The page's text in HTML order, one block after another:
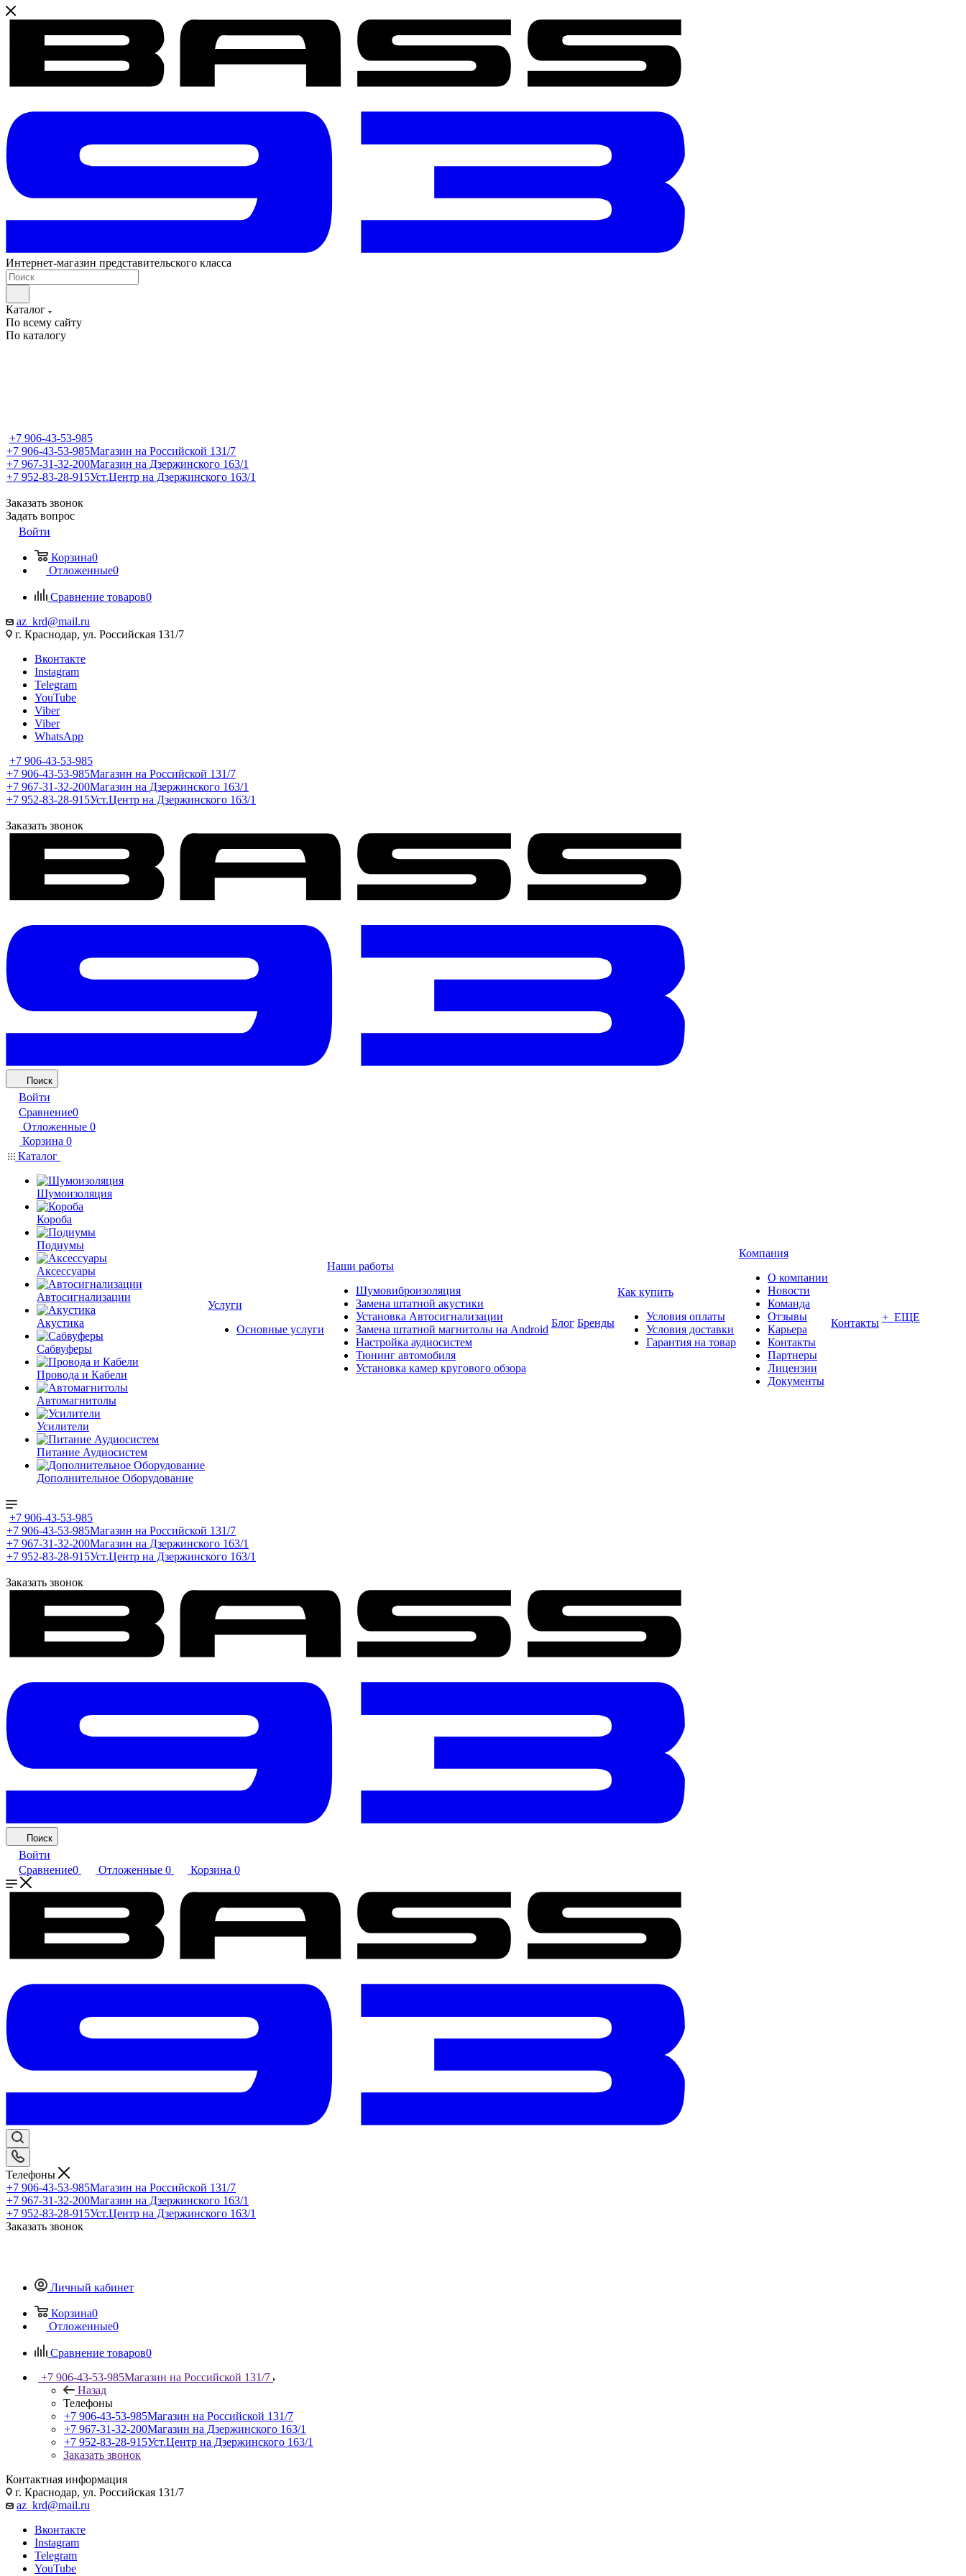
Интернет-магазин представительского класса
Каталог
По всему сайту
По каталогу
+7 906-43-53-985
+7 906-43-53-985Магазин на Российской 131/7
+7 967-31-32-200Магазин на Дзержинского 163/1
+7 952-83-28-915Уст.Центр на Дзержинского 163/1
Заказать звонок
Задать вопрос
Войти
Корзина0
Отложенные0
Сравнение товаров0
az_krd@mail.ru
г. Краснодар, ул. Российская 131/7
Вконтакте
Instagram
Telegram
YouTube
Viber
Viber
WhatsApp
+7 906-43-53-985
+7 906-43-53-985Магазин на Российской 131/7
+7 967-31-32-200Магазин на Дзержинского 163/1
+7 952-83-28-915Уст.Центр на Дзержинского 163/1
Заказать звонок
Поиск
Войти
Сравнение0
Отложенные 0
Корзина 0
Каталог
Шумоизоляция
Короба
Подиумы
Аксессуары
Автосигнализации
Акустика
Сабвуферы
Провода и Кабели
Автомагнитолы
Усилители
Питание Аудиосистем
Дополнительное Оборудование
Услуги
Основные услуги
Наши работы
Шумовиброизоляция
Замена штатной акустики
Установка Автосигнализации
Замена штатной магнитолы на Android
Настройка аудиосистем
Тюнинг автомобиля
Установка камер кругового обзора
Блог Бренды
Как купить
Условия оплаты
Условия доставки
Гарантия на товар
Компания
О компании
Новости
Команда
Отзывы
Карьера
Контакты
Партнеры
Лицензии
Документы
Контакты + ЕЩЕ
+7 906-43-53-985
+7 906-43-53-985Магазин на Российской 131/7
+7 967-31-32-200Магазин на Дзержинского 163/1
+7 952-83-28-915Уст.Центр на Дзержинского 163/1
Заказать звонок
Поиск
Войти
Сравнение0 Отложенные 0 Корзина 0
Телефоны
+7 906-43-53-985Магазин на Российской 131/7
+7 967-31-32-200Магазин на Дзержинского 163/1
+7 952-83-28-915Уст.Центр на Дзержинского 163/1
Заказать звонок
Личный кабинет
Корзина0
Отложенные0
Сравнение товаров0
+7 906-43-53-985Магазин на Российской 131/7
Назад
Телефоны
+7 906-43-53-985Магазин на Российской 131/7
+7 967-31-32-200Магазин на Дзержинского 163/1
+7 952-83-28-915Уст.Центр на Дзержинского 163/1
Заказать звонок
Контактная информация
г. Краснодар, ул. Российская 131/7
az_krd@mail.ru
Вконтакте
Instagram
Telegram
YouTube